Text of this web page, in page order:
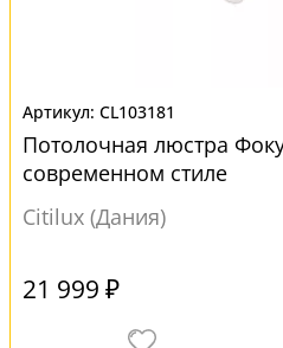
CL103181
Потолочная люстра
современном стиле
Citilux (Дания)
21 999 ₽